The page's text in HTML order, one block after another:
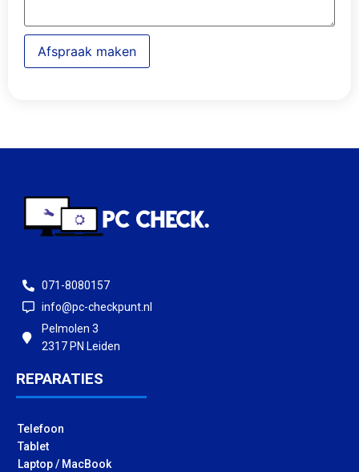
Afspraak maken
071-8080157
info@pc-checkpunt.nl
Pelmolen 3
2317 PN Leiden
REPARATIES
Telefoon
Tablet
Laptop / MacBook